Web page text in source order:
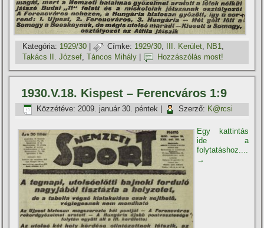
Kategória: 1929/30 | Címke: 1929/30, III. Kerület, NB1,
Takács II. József,Táncos Mihály Hozzászólás most!
1930.V.18. Kispest – Ferencváros 1:9
Közzétéve: 2009. január 30. péntek Szerző: K@rcsi
Egy kattintás
ide a
folytatáshoz....
→